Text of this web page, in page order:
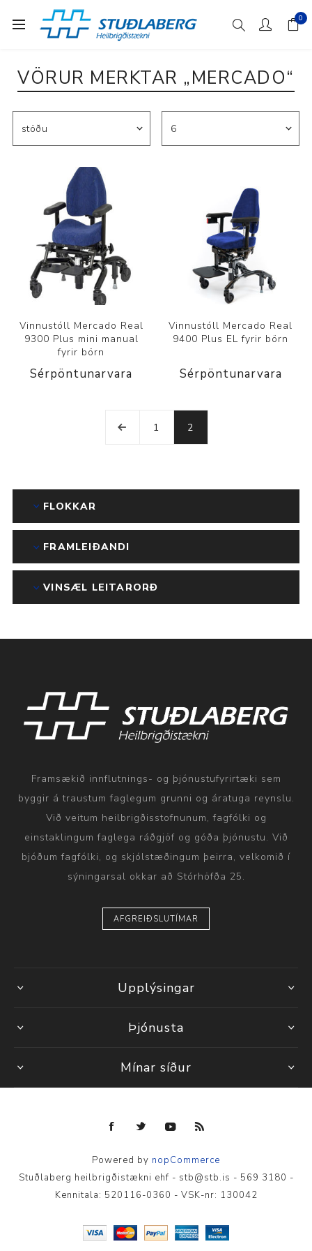
0
VÖRUR MERKTAR „MERCADO“
Vinnustóll Mercado Real
9300 Plus mini manual
fyrir börn
Sérpöntunarvara
Vinnustóll Mercado Real
9400 Plus EL fyrir börn
Sérpöntunarvara
1 2
FLOKKAR
FRAMLEIÐANDI
VINSÆL LEITARORÐ
Framsækið innflutnings- og þjónustufyrirtæki sem
byggir á traustum faglegum grunni og áratuga reynslu.
Við veitum heilbrigðisstofnunum, fagfólki og
einstaklingum faglega ráðgjöf og góða þjónustu. Við
bjóðum fagfólki, og skjólstæðingum þeirra, velkomið í
sýningarsal okkar að Stórhöfða 25.
AFGREIÐSLUTÍMAR
Upplýsingar
Þjónusta
Mínar síður
Powered by nopCommerce
Stuðlaberg heilbrigðistækni ehf - stb@stb.is - 569 3180 -
Kennitala: 520116-0360 - VSK-nr: 130042